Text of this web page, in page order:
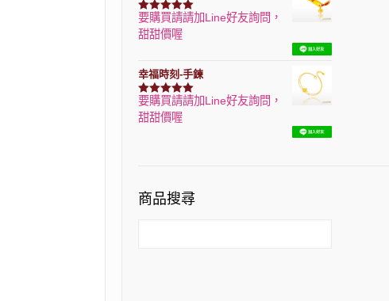
評分7740滿分 5
要購買請請加Line好友詢問，
甜甜價喔
幸福時刻-手鍊
評分3150滿分 5
要購買請請加Line好友詢問，
甜甜價喔
商品搜尋